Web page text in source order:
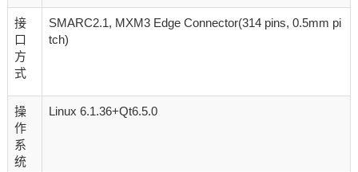
接
口
方
式
SMARC2.1, MXM3 Edge Connector(314 pins, 0.5mm pi
tch)
操
作
系
统
Linux 6.1.36+Qt6.5.0